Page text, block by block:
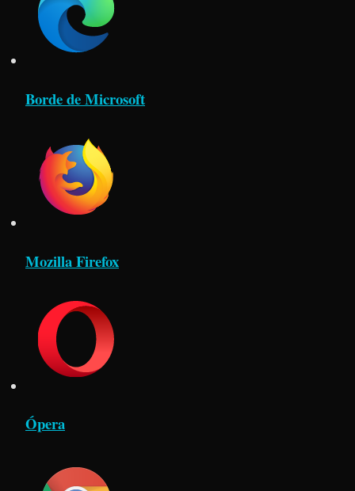
Borde de Microsoft
Mozilla Firefox
Ópera